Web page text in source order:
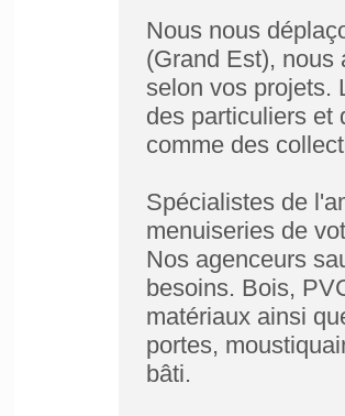
Nous nous
(Grand Est), nous
selon vos projets.
des particuliers et
comme des
Spécialistes de
menuiseries de
Nos agenceurs
besoins. Bois,
matériaux ainsi
portes,
bâti.